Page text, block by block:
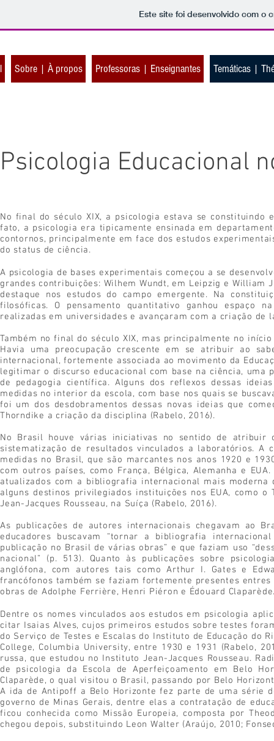
Este site foi desenvolvido com o
Sobre | À propos Professoras | Enseignantes Temáticas |
Psicologia Educacional
No final do século XIX, a psicologia estava se
fato, a psicologia era tipicamente ensinada em
contornos, principalmente em face dos estudos
do status de ciência.
A psicologia de bases experimentais começou a se
grandes contribuições: Wilhem Wundt, em Leipzig e William
destaque nos estudos do campo emergente. Na
filosóficas. O pensamento quantitativo ganhou espaço
realizadas em universidades e avançaram com a criação de
Também no final do século XIX, mas principalmente no
Havia uma preocupação crescente em se atribuir ao
internacional, fortemente associada ao movimento da
legitimar o discurso educacional com base na ciência, uma
de pedagogia científica. Alguns dos reflexos dessas
medidas no interior da escola, com base nos quais se
foi um dos desdobramentos dessas novas ideias que
Thorndike a criação da disciplina (Rabelo, 2016).
No Brasil houve várias iniciativas no sentido de
sistematização de resultados vinculados a laboratórios.
medidas no Brasil, que são marcantes nos anos 1920 e
com outros países, como França, Bélgica, Alemanha e
atualizados com a bibliografia internacional mais moderna
alguns destinos privilegiados instituições nos EUA, como
Jean-Jacques Rousseau, na Suíça (Rabelo, 2016).
As publicações de autores internacionais chegavam ao
educadores buscavam “tornar a bibliografia
publicação no Brasil de várias obras” e que faziam uso
nacional” (p. 513). Quanto às publicações sobre
anglófona, com autores tais como Arthur I. Gates e
francófonos também se faziam fortemente presentes
obras de Adolphe Ferrière, Henri Piéron e Édouard
Dentre os nomes vinculados aos estudos em psicologia
citar Isaias Alves, cujos primeiros estudos sobre testes
do Serviço de Testes e Escalas do Instituto de Educação do
College, Columbia University, entre 1930 e 1931 (Rabelo,
russa, que estudou no Instituto Jean-Jacques Rousseau.
de psicologia da Escola de Aperfeiçoamento em Belo
Claparède, o qual visitou o Brasil, passando por Belo
A ida de Antipoff a Belo Horizonte fez parte de uma série
governo de Minas Gerais, dentre elas a contratação de
ficou conhecida como Missão Europeia, composta por
chegou depois, substituindo Leon Walter (Araújo, 2010;